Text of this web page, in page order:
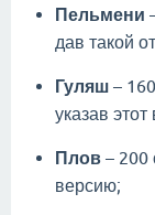
Пельмени
дав такой
Гуляш –
указав этот
Плов – 200
версию;